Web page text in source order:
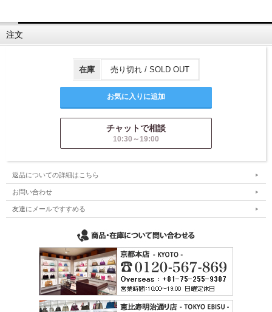
注文
在庫 売り切れ / SOLD OUT
チャットで相談
10:30～19:00
返品についての詳細はこちら
お問い合わせ
友達にメールですすめる